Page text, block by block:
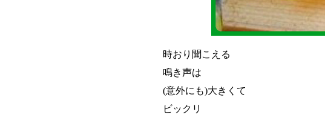
時おり聞こえる
鳴き声は
(意外にも)大きくて
ビックリ